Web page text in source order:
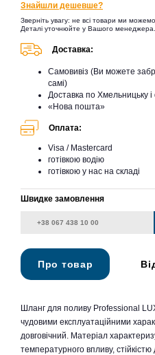
Знайшли дешевше?
Зверніть увагу: не всі товари ми
Деталі уточнюйте у Вашого менеджера.
Доставка:
Самовивіз (Ви можете
самі)
Доставка по Хмельницьку і
«Нова пошта»
Оплата:
Visa / Mastercard
готівкою водію
готівкою у нас на складі
Швидке замовлення
Про товар
Шланг для поливу Professional
чудовими експлуатаційними
довговічний. Матеріал
температурного впливу,